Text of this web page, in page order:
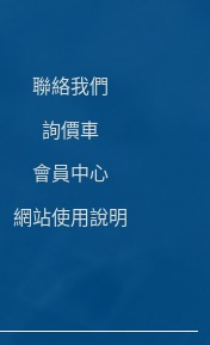
聯絡我們
詢價車
會員中心
網站使用說明